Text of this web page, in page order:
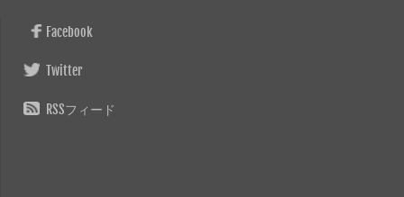
Facebook
Twitter
RSSフィード